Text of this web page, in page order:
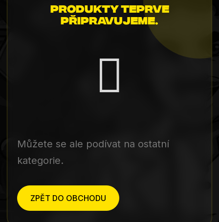
Produkty teprve
připravujeme.
Můžete se ale podívat na ostatní
kategorie.
ZPĚT DO OBCHODU